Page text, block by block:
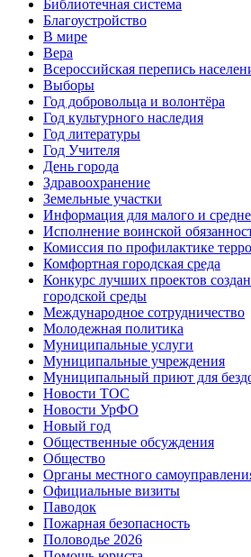
Библиотечная система
Благоустройство
В мире
Вера
Всероссийская перепись
Выборы
Год добровольца и волонтёра
Год культурного наследия
Год литературы
Год Учителя
День города
Здравоохранение
Земельные участки
Информация для малого и
Исполнение воинской
Комиссия по профилактике
Комфортная городская среда
Конкурс лучших проектов
городской среды
Международное сотрудничество
Молодежная политика
Муниципальные услуги
Муниципальные учреждения
Муниципальный приют для
Новости ТОС
Новости УрФО
Новый год
Общественные обсуждения
Общество
Органы местного
Официальные визиты
Паводок
Пожарная безопасность
Половодье 2026